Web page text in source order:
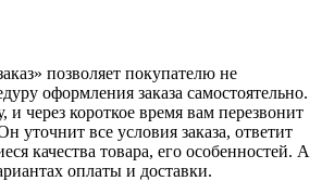
позволяет покупателю не
оформления заказа самостоятельно.
и через короткое время вам перезвонит
уточнит все условия заказа, ответит
качества товара, его особенностей. А
оплаты и доставки.